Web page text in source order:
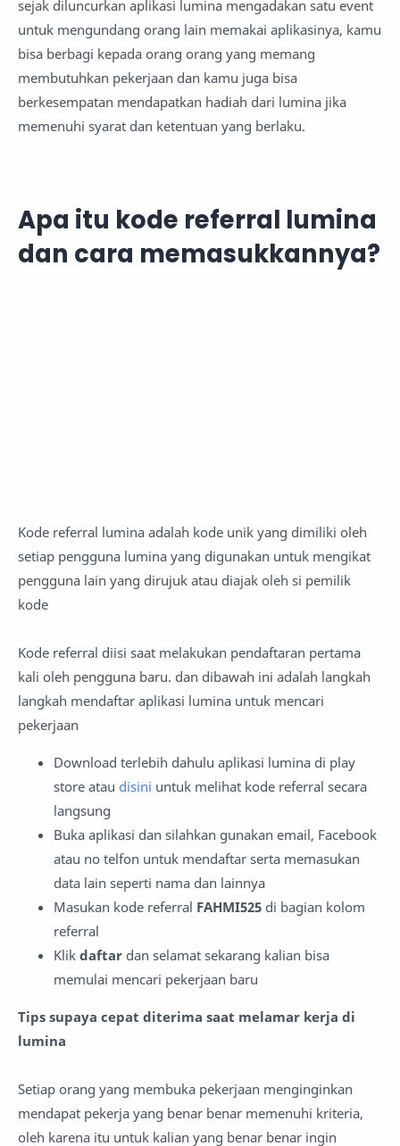
sejak diluncurkan aplikasi lumina mengadakan satu event
untuk mengundang orang lain memakai aplikasinya, kamu
bisa berbagi kepada orang orang yang memang
membutuhkan pekerjaan dan kamu juga bisa
berkesempatan mendapatkan hadiah dari lumina jika
memenuhi syarat dan ketentuan yang berlaku.
Apa itu kode referral lumina
dan cara memasukkannya?
Kode referral lumina adalah kode unik yang dimiliki oleh
setiap pengguna lumina yang digunakan untuk mengikat
pengguna lain yang dirujuk atau diajak oleh si pemilik
kode
Kode referral diisi saat melakukan pendaftaran pertama
kali oleh pengguna baru. dan dibawah ini adalah langkah
langkah mendaftar aplikasi lumina untuk mencari
pekerjaan
Download terlebih dahulu aplikasi lumina di play
store atau disini untuk melihat kode referral secara
langsung
Buka aplikasi dan silahkan gunakan email, Facebook
atau no telfon untuk mendaftar serta memasukan
data lain seperti nama dan lainnya
Masukan kode referral FAHMI525 di bagian kolom
referral
Klik daftar dan selamat sekarang kalian bisa
memulai mencari pekerjaan baru
Tips supaya cepat diterima saat melamar kerja di
lumina
Setiap orang yang membuka pekerjaan menginginkan
mendapat pekerja yang benar benar memenuhi kriteria,
oleh karena itu untuk kalian yang benar benar ingin